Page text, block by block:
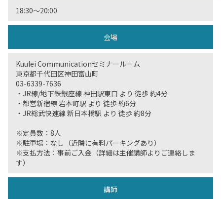
18:30〜20:00
会場
Kuulei Communicationセミナールーム
東京都千代田区神田富山町
03-6339-7636
・JR線/地下鉄銀座線 神田駅東口 より 徒歩 約4分
・都営新宿線 岩本町駅 より 徒歩 約6分
・JR総武快速線 新日本橋駅 より 徒歩 約8分
※定員数：8人
※駐車場：なし（近隣に有料パーキングあり）
※支払方法：事前ご入金（詳細は主催講師よりご連絡しま
す）
講師